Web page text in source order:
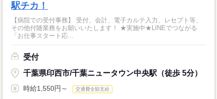
駅チカ！
【病院での受付事務】 受付、会計、電子カルテ入力、レセプト等、
その他付随業務をお願いいたします！ ★実施中★LINEでつながる
「お仕事スタート応...
受付
千葉県印西市/千葉ニュータウン中央駅（徒歩 5分）
時給1,550円～ 交通費全額支給